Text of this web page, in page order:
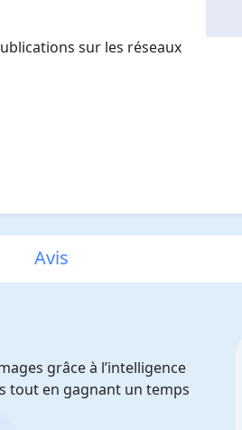
sur les réseaux
Avis
grâce à l’intelligence
tout en gagnant un temps